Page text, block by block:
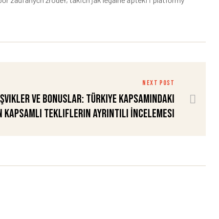
NEXT POST
ve Bonuslar: Türkiye kapsamındaki
Tekliflerin Ayrıntılı İncelemesi